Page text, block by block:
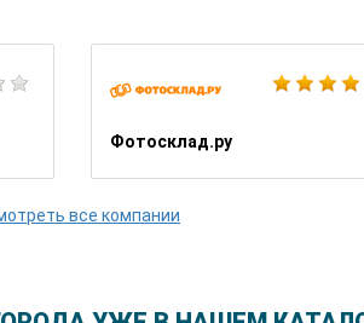
Фотосклад.ру
все компании